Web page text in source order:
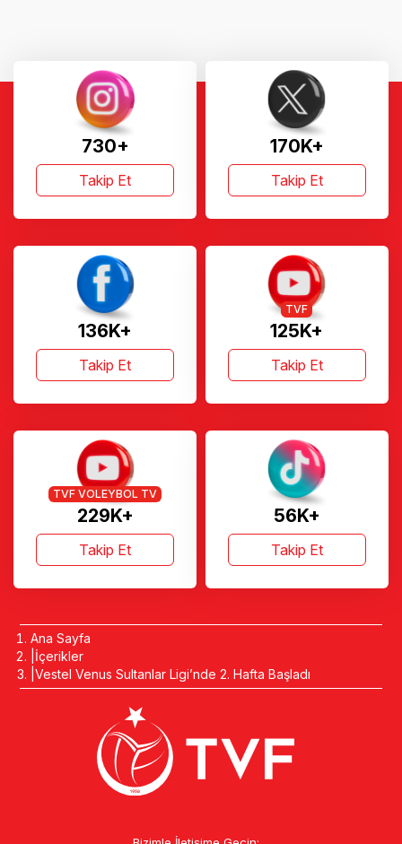
730+
Takip Et
170K+
Takip Et
136K+
Takip Et
125K+
TVF
Takip Et
229K+
TVF VOLEYBOL TV
Takip Et
56K+
Takip Et
Ana Sayfa
İçerikler
Vestel Venus Sultanlar Ligi’nde 2. Hafta Başladı